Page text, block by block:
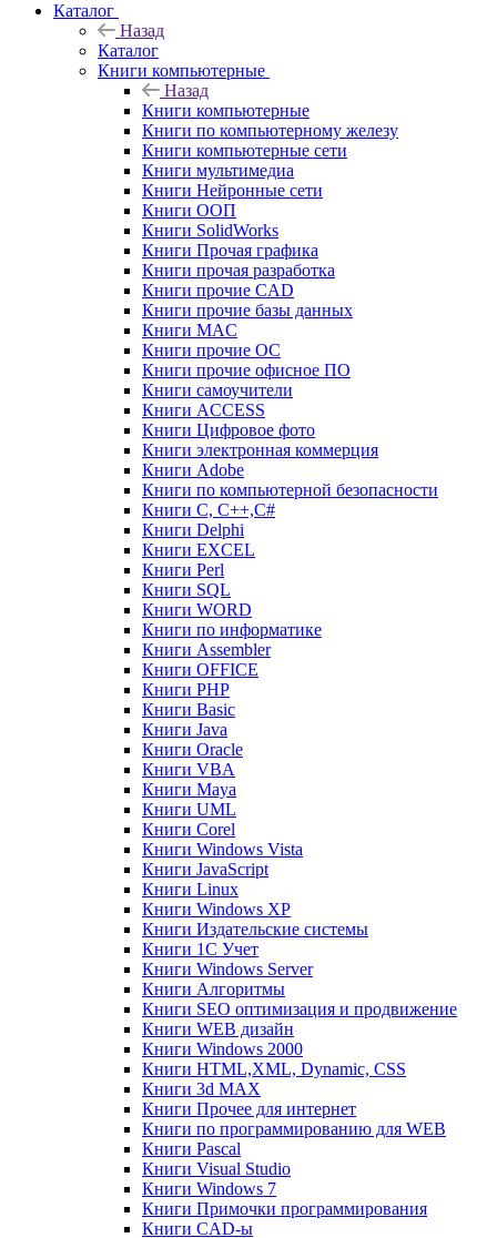
Каталог
Назад
Каталог
Книги компьютерные
Назад
Книги компьютерные
Книги по компьютерному железу
Книги компьютерные сети
Книги мультимедиа
Книги Нейронные сети
Книги ООП
Книги SolidWorks
Книги Прочая графика
Книги прочая разработка
Книги прочие CAD
Книги прочие базы данных
Книги MAC
Книги прочие ОС
Книги прочие офисное ПО
Книги самоучители
Книги ACCESS
Книги Цифровое фото
Книги электронная коммерция
Книги Adobe
Книги по компьютерной безопасности
Книги C, C++,С#
Книги Delphi
Книги EXCEL
Книги Perl
Книги SQL
Книги WORD
Книги по информатике
Книги Assembler
Книги OFFICE
Книги PHP
Книги Basic
Книги Java
Книги Oracle
Книги VBA
Книги Maya
Книги UML
Книги Corel
Книги Windows Vista
Книги JavaScript
Книги Linux
Книги Windows XP
Книги Издательские системы
Книги 1C Учет
Книги Windows Server
Книги Алгоритмы
Книги SEO оптимизация и продвижение
Книги WEB дизайн
Книги Windows 2000
Книги HTML,XML, Dynamic, CSS
Книги 3d MAX
Книги Прочее для интернет
Книги по программированию для WEB
Книги Pascal
Книги Visual Studio
Книги Windows 7
Книги Примочки программирования
Книги CAD-ы